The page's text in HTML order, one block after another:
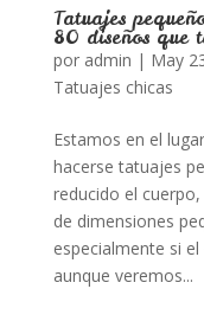
Tatuajes
80 diseños que
por admin | May
Tatuajes chicas
Estamos en el
hacerse tatuajes
reducido el
de dimensiones
especialmente si
aunque veremos...